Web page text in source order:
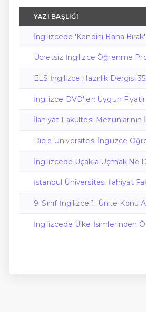
YAZI BAŞLIĞI
İngilizcede 'Kendini Bana
Ücretsiz İngilizce Öğrenme
ELS İngilizce Hazırlık Dergisi
İngilizce DVD'ler: Uygun
İlahiyat Fakültesi
Dicle Üniversitesi İngilizce
İngilizcede Uçakla Uçmak Ne
İstanbul Üniversitesi İlahiyat
9. Sınıf İngilizce 1. Ünite Konu
İngilizcede Ülke İsimlerinden